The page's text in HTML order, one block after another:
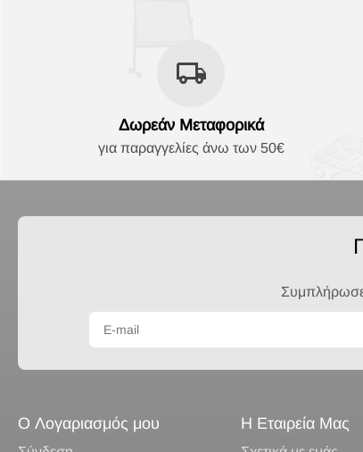
Δωρεάν Μεταφορικά
για παραγγελίες άνω των 50€
Συμπλήρωσε
Ο Λογαριασμός μου Η Εταιρεία Μας